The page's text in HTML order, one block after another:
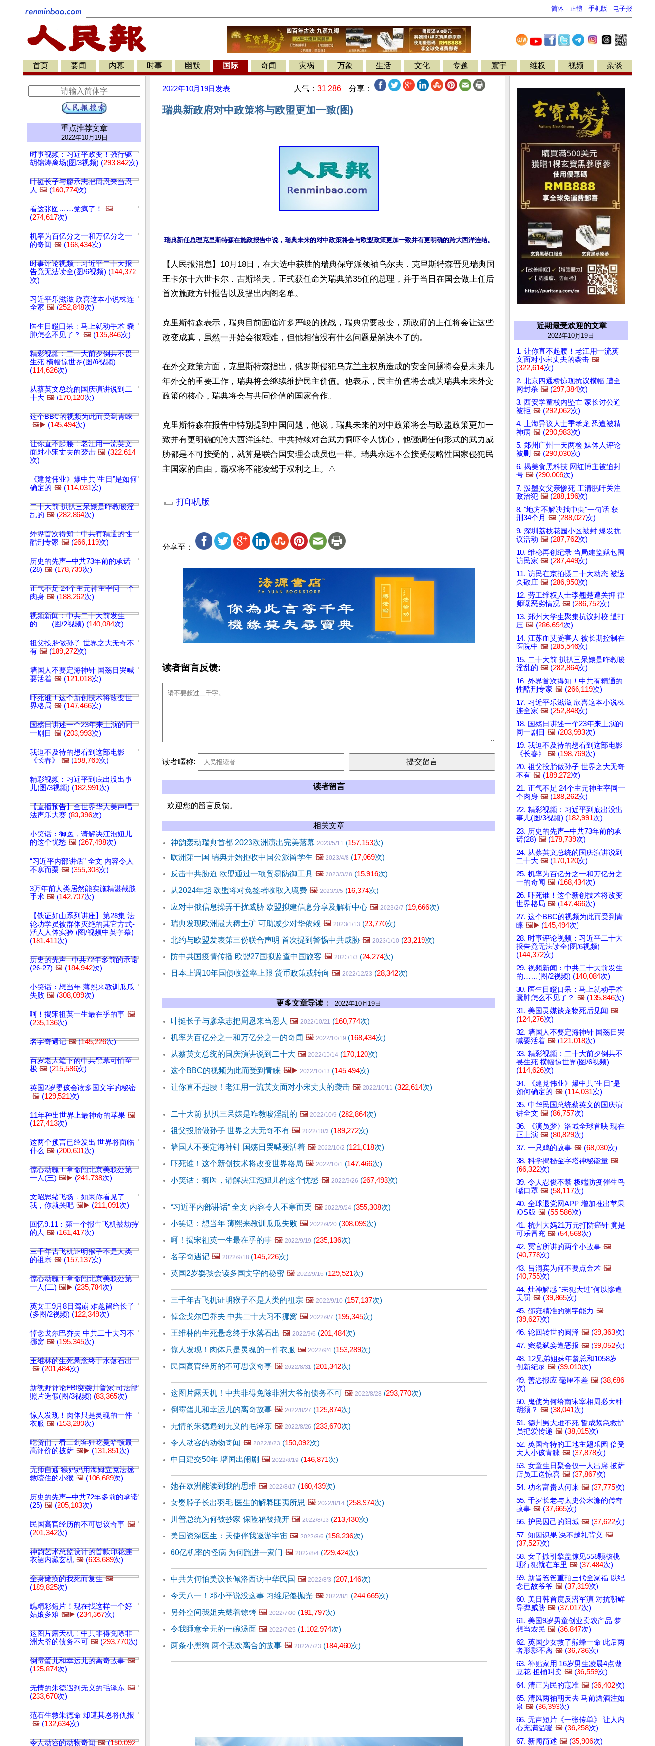
简体 - 正體 - 手机版 - 电子报
首页 要闻 内幕 时事 幽默 国际 奇闻 灾祸 万象 生活 文化 专题 寰宇 维权 视频 杂谈
重点推荐文章
2022年10月19日
时事视频：习近平政变！强行驱
胡锦涛离场(图/3视频) (293,842次)
叶挺长子与廖承志把周恩来当恩
人 🖼️ (160,774次)
看这张图……党疯了！ 🖼️
(274,617次)
机率为百亿分之一和万亿分之一
的奇闻 🖼️ (168,434次)
时事评论视频：习近平二十大报
告竟无法读全(图/6视频) (144,372
次)
习近平乐滋滋 欣喜这本小说株连
全家 🖼️ (252,848次)
医生目瞪口呆：马上就动手术 囊
肿怎么不见了？ 🖼️ (135,846次)
精彩视频：二十大前夕倒共不畏
生死 横幅惊世界(图/6视频)
(114,626次)
从蔡英文总统的国庆演讲说到二
十大 🖼️ (170,120次)
这个BBC的视频为此而受到青睐
🖼️▶️ (145,494次)
让你直不起腰！老江用一流英文
面对小宋丈夫的袭击 🖼️ (322,614
次)
《建党伟业》爆中共“生日”是如何
确定的 🖼️ (114,031次)
二十大前 扒扒三呆婊是咋教唆淫
乱的 🖼️ (282,864次)
外界首次得知！中共有精通的性
酷刑专家 🖼️ (266,119次)
历史的先声─中共73年前的承诺
(28) 🖼️ (178,739次)
正气不足 24个主元神主宰同一个
肉身 🖼️ (188,262次)
视频新闻：中共二十大前发生
的……(图/2视频) (140,084次)
祖父投胎做孙子 世界之大无奇不
有 🖼️ (189,272次)
墙国人不要定海神针 国殇日哭喊
要活着 🖼️ (121,018次)
吓死谁！这个新创技术将改变世
界格局 🖼️ (147,466次)
国殇日讲述一个23年来上演的同
一剧目 🖼️ (203,993次)
我迫不及待的想看到这部电影
《长春》
🖼️ (198,769次)
精彩视频：习近平到底出没出事
儿(图/3视频) (182,991次)
【直播预告】全世界华人美声唱
法声乐大赛 (83,396次)
小笑话：御医，请解决江泡妞儿
的这个忧愁 🖼️ (267,498次)
“习近平内部讲话” 全文 内容令人
不寒而栗 🖼️ (355,308次)
3万年前人类居然能实施精湛截肢
手术 🖼️ (142,707次)
【铁证如山系列讲座】第28集 法
轮功学员被群体灭绝的其它方式-
活人人体实验 (图/视频中英字幕)
(181,411次)
历史的先声─中共72年多前的承诺
(26-27) 🖼️ (184,942次)
小笑话：想当年 薄熙来教训瓜瓜
失败 🖼️ (308,099次)
呵！揭宋祖英一生最在乎的事 🖼️
(235,136次)
名字奇遇记 🖼️(145,226次)
百岁老人笔下的中共黑幕可怕至
极 🖼️ (215,586次)
英国2岁婴孩会读多国文字的秘密
🖼️ (129,521次)
11年种出世界上最神奇的苹果 🖼️
(127,413次)
这两个预言已经发出 世界将面临
什么 🖼️ (200,601次)
惊心动魄！拿命闯北京美联处第
一人(三) 🖼️▶️ (241,738次)
文昭思绪飞扬：如果你看见了
我，你就哭吧 🖼️▶️ (211,091次)
回忆9.11：第一个报告飞机被劫持
的人 🖼️ (161,417次)
三千年古飞机证明猴子不是人类
的祖宗 🖼️ (157,137次)
惊心动魄！拿命闯北京美联处第
一人(二) 🖼️▶️ (235,784次)
英女王9月8日驾崩 难题留给长子
(多图/2视频) (122,349次)
悼念戈尔巴乔夫 中共二十大习不
挪窝 🖼️ (195,345次)
王维林的生死悬念终于水落石出
🖼️ (201,484次)
新视野评论FBI突袭川普家 司法部
照片造假(图/3视频) (83,365次)
惊人发现！肉体只是灵魂的一件
衣服 🖼️ (153,289次)
吃货们，看三剑客狂吃曼哈顿最
高评价的披萨 🖼️▶️ (131,851次)
无师自通 猴妈妈用海姆立克法拯
救噎住的小猴 🖼️ (106,689次)
历史的先声─中共72年多前的承诺
(25) 🖼️ (205,103次)
民国高官经历的不可思议奇事 🖼️
(201,342次)
神韵艺术总监设计的首款印花连
衣裙内藏玄机 🖼️ (633,689次)
全身瘫痪的我死而复生 🖼️
(189,825次)
瞧精彩短片！现在找这样一个好
姑娘多难 🖼️▶️ (234,367次)
这图片露天机！中共非得免除非
洲大爷的债务不可 🖼️ (293,770次)
倒霉蛋儿和幸运儿的离奇故事 🖼️
(125,874次)
无情的朱德遇到无义的毛泽东 🖼️
(233,670次)
范石生救朱德命 却遭其恩将仇报
🖼️ (132,634次)
令人动容的动物奇闻 🖼️(150,092
2022年10月19日 发表 人气： 31,286 分享：
瑞典新政府对中政策将与欧盟更加一致(图)
【人民报消息】10月18日，在大选中获胜的瑞典保守派领袖乌尔夫．克里斯特森晋见瑞典国
王卡尔十六世卡尔．古斯塔夫，正式获任命为瑞典第35任的总理，并于当日在国会做上任后
首次施政方针报告以及提出内阁名单。
克里斯特森表示，瑞典目前面临许多严峻的挑战，瑞典需要改变，新政府的上任将会让这些
改变成真，虽然一开始会很艰难，但他相信没有什么问题是解决不了的。
在外交政策方面，克里斯特森指出，俄罗斯侵犯乌克兰主权所造成的安全问题将会是未来几
年外交的重要工作，瑞典将会继续维护民主价值。他表示，民主价值将会成为瑞典未来外交
政策的核心，瑞典将会与共同价值的国家合作。
克里斯特森在报告中特别提到中国问题，他说，瑞典未来的对中政策将会与欧盟政策更加一
致并有更明确的跨大西洋连结。中共持续对台武力恫吓令人忧心，他强调任何形式的武力威
胁都是不可接受的，就算是联合国安理会成员也一样。瑞典永远不会接受侵略性国家侵犯民
主国家的自由，霸权将不能凌驾于权利之上。△
打印机版
分享至：
读者留言反馈:
读者暱称:
读者留言
欢迎您的留言反馈。
相关文章
神韵轰动瑞典首都 2023欧洲演出完美落幕 2023/5/11 (157,153次)
欧洲第一国 瑞典开始拒收中国公派留学生 🖼️ 2023/4/8 (17,069次)
反击中共胁迫 欧盟通过一项贸易防御工具 🖼️ 2023/3/28 (15,916次)
从2024年起 欧盟将对免签者收取入境费 🖼️ 2023/3/5 (16,374次)
应对中俄信息操弄干扰威胁 欧盟拟建信息分享及解析中心 🖼️ 2023/2/7 (19,666次)
瑞典发现欧洲最大稀土矿 可助减少对华依赖 🖼️ 2023/1/13 (23,770次)
北约与欧盟发表第三份联合声明 首次提到警惕中共威胁 🖼️ 2023/1/10 (23,219次)
防中共国疫情传播 欧盟27国拟监查中国旅客 🖼️ 2023/1/3 (24,274次)
日本上调10年国债收益率上限 货币政策或转向 🖼️ 2022/12/23 (28,342次)
更多文章导读： 2022年10月19日
叶挺长子与廖承志把周恩来当恩人 🖼️ 2022/10/21 (160,774次)
机率为百亿分之一和万亿分之一的奇闻 🖼️ 2022/10/19 (168,434次)
从蔡英文总统的国庆演讲说到二十大 🖼️ 2022/10/14 (170,120次)
这个BBC的视频为此而受到青睐 🖼️▶️ 2022/10/13 (145,494次)
让你直不起腰！老江用一流英文面对小宋丈夫的袭击 🖼️ 2022/10/11 (322,614次)
二十大前 扒扒三呆婊是咋教唆淫乱的 🖼️ 2022/10/9 (282,864次)
祖父投胎做孙子 世界之大无奇不有 🖼️ 2022/10/3 (189,272次)
墙国人不要定海神针 国殇日哭喊要活着 🖼️ 2022/10/2 (121,018次)
吓死谁！这个新创技术将改变世界格局 🖼️ 2022/10/1 (147,466次)
小笑话：御医，请解决江泡妞儿的这个忧愁 🖼️ 2022/9/26 (267,498次)
“习近平内部讲话” 全文 内容令人不寒而栗 🖼️ 2022/9/24 (355,308次)
小笑话：想当年 薄熙来教训瓜瓜失败 🖼️ 2022/9/20 (308,099次)
呵！揭宋祖英一生最在乎的事 🖼️ 2022/9/19 (235,136次)
名字奇遇记 🖼️ 2022/9/18 (145,226次)
英国2岁婴孩会读多国文字的秘密 🖼️ 2022/9/16 (129,521次)
三千年古飞机证明猴子不是人类的祖宗 🖼️ 2022/9/10 (157,137次)
悼念戈尔巴乔夫 中共二十大习不挪窝 🖼️ 2022/9/7 (195,345次)
王维林的生死悬念终于水落石出 🖼️ 2022/9/6 (201,484次)
惊人发现！肉体只是灵魂的一件衣服 🖼️ 2022/9/4 (153,289次)
民国高官经历的不可思议奇事 🖼️ 2022/8/31 (201,342次)
这图片露天机！中共非得免除非洲大爷的债务不可 🖼️ 2022/8/28 (293,770次)
倒霉蛋儿和幸运儿的离奇故事 🖼️ 2022/8/27 (125,874次)
无情的朱德遇到无义的毛泽东 🖼️ 2022/8/26 (233,670次)
令人动容的动物奇闻 🖼️ 2022/8/23 (150,092次)
中日建交50年 墙国出闹剧 🖼️ 2022/8/19 (146,871次)
她在欧洲能读到我的思维 🖼️ 2022/8/17 (160,439次)
女婴脖子长出羽毛 医生的解释匪夷所思 🖼️ 2022/8/14 (258,974次)
川普总统为何被抄家 保险箱被撬开 🖼️ 2022/8/13 (213,430次)
美国资深医生：天使伴我遨游宇宙 🖼️ 2022/8/6 (158,236次)
60亿机率的怪病 为何跑进一家门 🖼️ 2022/8/4 (229,424次)
中共为何怕美议长佩洛西访中华民国 🖼️ 2022/8/3 (207,146次)
今天八一！邓小平说没这事 习维尼傻抛光 🖼️ 2022/8/1 (244,665次)
另外空间我姐夫戴着镣铐 🖼️ 2022/7/30 (191,797次)
令我睡意全无的一碗汤面 🖼️ 2022/7/25 (1,102,974次)
两条小黑狗 两个悲欢离合的故事 🖼️ 2022/7/23 (184,460次)
近期最受欢迎的文章
2022年10月19日
1. 让你直不起腰！老江用一流英
文面对小宋丈夫的袭击 🖼️
(322,614次)
2. 北京四通桥惊现抗议横幅 遭全
网封杀 🖼️ (297,384次)
3. 西安学童校内坠亡 家长讨公道
被拒 🖼️ (292,062次)
4. 上海异议人士季孝龙 恐遭被精
神病 🖼️ (290,983次)
5. 郑州广州一天两检 媒体人评论
被删 🖼️ (290,030次)
6. 揭美食黑科技 网红博主被迫封
号 🖼️ (290,006次)
7. 泼墨女父亲惨死 王清鹏吁关注
政治犯 🖼️ (288,196次)
8. "地方不解决找中央"一句话 获
刑34个月 🖼️ (288,027次)
9. 深圳荔枝花园小区被封 爆发抗
议活动 🖼️ (287,762次)
10. 维稳再创纪录 当局建监狱包围
访民家 🖼️ (287,449次)
11. 访民在京拍摄二十大动态 被送
久敬庄 🖼️ (286,950次)
12. 劳工维权人士李翘楚遭关押 律
师曝恶劣情况 🖼️ (286,752次)
13. 郑州大学生聚集抗议封校 遭打
压 🖼️ (286,694次)
14. 江苏血艾受害人 被长期控制在
医院中 🖼️ (285,546次)
15. 二十大前 扒扒三呆婊是咋教唆
淫乱的 🖼️ (282,864次)
16. 外界首次得知！中共有精通的
性酷刑专家 🖼️ (266,119次)
17. 习近平乐滋滋 欣喜这本小说株
连全家 🖼️ (252,848次)
18. 国殇日讲述一个23年来上演的
同一剧目 🖼️ (203,993次)
19. 我迫不及待的想看到这部电影
《长春》
🖼️ (198,769次)
20. 祖父投胎做孙子 世界之大无奇
不有 🖼️ (189,272次)
21. 正气不足 24个主元神主宰同一
个肉身 🖼️ (188,262次)
22. 精彩视频：习近平到底出没出
事儿(图/3视频) (182,991次)
23. 历史的先声─中共73年前的承
诺(28) 🖼️ (178,739次)
24. 从蔡英文总统的国庆演讲说到
二十大 🖼️ (170,120次)
25. 机率为百亿分之一和万亿分之
一的奇闻 🖼️ (168,434次)
26. 吓死谁！这个新创技术将改变
世界格局 🖼️ (147,466次)
27. 这个BBC的视频为此而受到青
睐 🖼️▶️ (145,494次)
28. 时事评论视频：习近平二十大
报告竟无法读全(图/6视频)
(144,372次)
29. 视频新闻：中共二十大前发生
的……(图/2视频) (140,084次)
30. 医生目瞪口呆：马上就动手术
囊肿怎么不见了？ 🖼️ (135,846次)
31. 美国灵媒谈宠物死后见闻 🖼️
(124,276次)
32. 墙国人不要定海神针 国殇日哭
喊要活着 🖼️ (121,018次)
33. 精彩视频：二十大前夕倒共不
畏生死 横幅惊世界(图/6视频)
(114,626次)
34. 《建党伟业》爆中共“生日”是
如何确定的 🖼️ (114,031次)
35. 中华民国总统蔡英文的国庆演
讲全文 🖼️ (86,757次)
36. 《演员梦》洛城全球首映 现在
正上演 🖼️ (80,829次)
37. 一只鸡的故事 🖼️ (68,030次)
38. 科学揭秘金字塔神秘能量 🖼️
(66,322次)
39. 令人忍俊不禁 极端防疫催生鸟
嘴口罩 🖼️ (58,117次)
40. 全球退党网APP 增加推出苹果
iOS版 🖼️ (55,586次)
41. 杭州大妈21万元打防癌针 竟是
可乐冒充 🖼️ (54,568次)
42. 冥官所讲的两个小故事 🖼️
(40,778次)
43. 吕洞宾为何不要点金术 🖼️
(40,755次)
44. 灶神解惑 "未犯大过"何以惨遭
天罚 🖼️ (39,865次)
45. 邵雍精准的测字能力 🖼️
(39,627次)
46. 轮回转世的圆泽 🖼️ (39,363次)
47. 窦凝弑妾遭恶报 🖼️ (39,052次)
48. 12兄弟姐妹年龄总和1058岁
创新纪录 🖼️ (39,010次)
49. 善恶报应 毫厘不差 🖼️ (38,686
次)
50. 鬼使为何给南宋宰相周必大种
胡须？ 🖼️ (38,041次)
51. 德州男大难不死 誓成紧急救护
员把爱传递 🖼️ (38,015次)
52. 英国奇特的工地主题乐园 倍受
大人小孩青睐 🖼️ (37,878次)
53. 女童生日聚会仅一人出席 披萨
店员工送惊喜 🖼️ (37,867次)
54. 功名富贵从何来 🖼️ (37,775次)
55. 千岁长老与太史公宋濂的传奇
故事 🖼️ (37,665次)
56. 护民囚己的阳城 🖼️ (37,622次)
57. 知因识果 决不越礼背义 🖼️
(37,527次)
58. 女子掀引擎盖惊见558颗核桃
现行犯就在车里 🖼️ (37,484次)
59. 新晋爸爸重拍三代全家福 以纪
念已故爷爷 🖼️ (37,319次)
60. 美日韩首度反潜军演 对抗朝鲜
导弹威胁 🖼️ (37,017次)
61. 美国9岁男童创业卖农产品 梦
想当农民 🖼️ (36,847次)
62. 英国少女救了熊蜂一命 此后两
者形影不离 🖼️ (36,736次)
63. 补贴家用 16岁男生凌晨4点做
豆花 担桶叫卖 🖼️ (36,559次)
64. 清正为民的寇准 🖼️ (36,402次)
65. 清风两袖朝天去 马前洒酒注如
泉 🖼️ (36,393次)
66. 无声短片《一张传单》 让人内
心充满温暖 🖼️ (36,258次)
67. 新闻简述 🖼️ (35,906次)